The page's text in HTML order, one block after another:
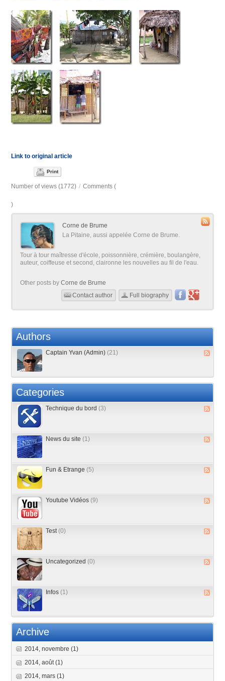
Link to original article
Print
Number of views (1772) / Comments (
)
Corne de Brume
La Pitaine, aussi appelée Corne de Brume.
Tour à tour maîtresse d'école, poissonnière, crémière, boulangère,
auteur, coiffeuse et second, claironne les nouvelles au fil de l'eau.
Other posts byCorne de Brume
Contact author
Full biography
Authors
Captain Yvan (Admin) (21)
Categories
Technique du bord (3)
News du site (1)
Fun & Etrange (5)
Youtube Vidéos (9)
Test (0)
Uncategorized (0)
Infos (1)
Archive
2014, novembre(1)
2014, août(1)
2014, mars(1)